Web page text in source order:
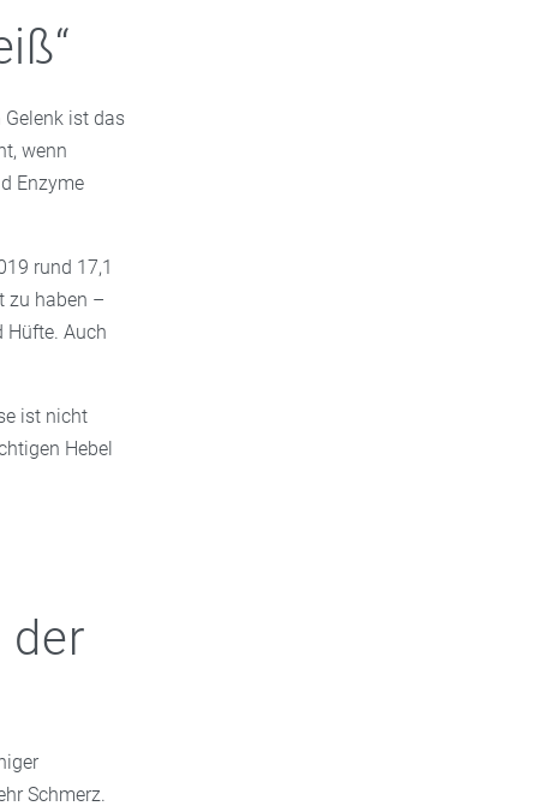
ist das
wenn
Enzyme
rund 17,1
zu haben –
Hüfte. Auch
ist nicht
Hebel
der
Schmerz.